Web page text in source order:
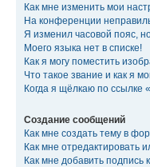
Как мне изменить мои
На конференции
Я изменил часовой пояс,
Моего языка нет в списке!
Как я могу поместить
Что такое звание и как я
Когда я щёлкаю по ссылке
Создание сообщений
Как мне создать тему в
Как мне отредактировать
Как мне добавить подпись